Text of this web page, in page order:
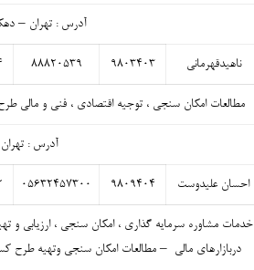
آدرس : تهران – دهکده
ناهیدقهرمانی ۹۸۰۳۴۰۳ ۸۸۸۲۰۵۳۹
مطالعات امکان سنجی ، توجیه اقتصادی ، فنی و مالی
آدرس : تهران
احسان علیدوست ۹۸۰۹۴۰۴ ۰۵۶۳۲۴۵۷۳۰۰
خدمات مشاوره سرمایه گذاری ، امکان سنجی ، ارزیابی
دربازارهای مالی – مطالعات امکان سنجی وتهیه طرح